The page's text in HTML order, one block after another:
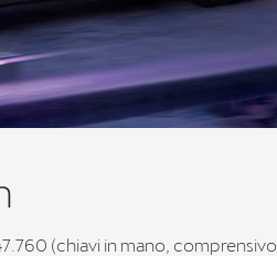
(chiavi in mano, comprensivo